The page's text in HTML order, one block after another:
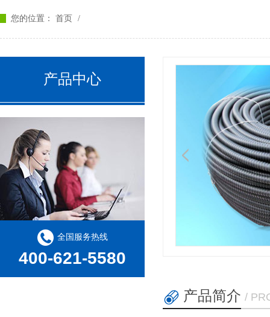
您的位置： 首页 /
产品中心
全国服务热线
400-621-5580
产品简介 /